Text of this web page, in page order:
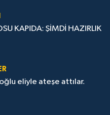
KAPIDA: ŞİMDİ HAZIRLIK
eliyle ateşe attılar.